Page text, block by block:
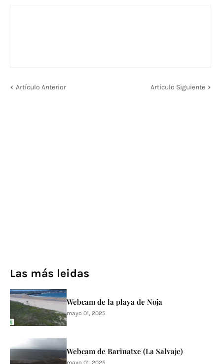
Artículo Anterior Artículo Siguiente
Las más leidas
Webcam de la playa de Noja
mayo 01, 2025
Webcam de Barinatxe (La Salvaje)
mayo 01, 2025